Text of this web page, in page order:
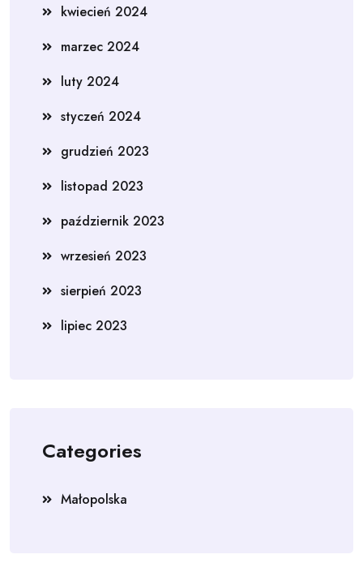
kwiecień 2024
marzec 2024
luty 2024
styczeń 2024
grudzień 2023
listopad 2023
październik 2023
wrzesień 2023
sierpień 2023
lipiec 2023
Categories
Małopolska